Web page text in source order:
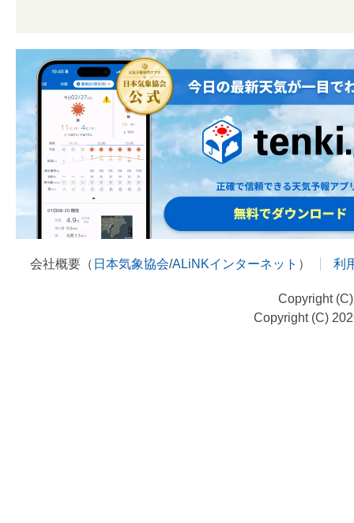
会社概要（ 日本気象協会/ALiNKインターネット ） 利
Copyright
Copyright (C)